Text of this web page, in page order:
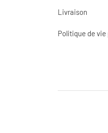
Livraison
Politique de